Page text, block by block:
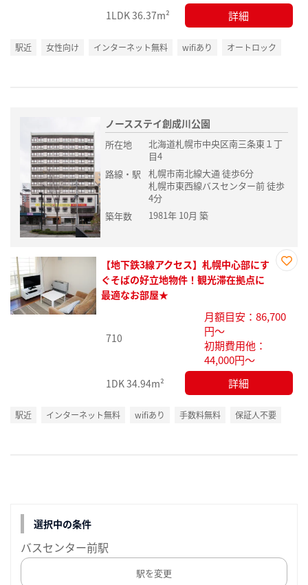
1LDK36.37m² 詳細
駅近 女性向け インターネット無料 wifiあり オートロック
ノースステイ創成川公園
所在地
北海道札幌市中央区南三条東１丁
目4
路線・駅
札幌市南北線大通 徒歩6分
札幌市東西線バスセンター前 徒歩
4分
築年数
1981年 10月 築
録
【地下鉄3線アクセス】札幌中心部にす
ぐそばの好立地物件！観光滞在拠点に
最適なお部屋★
710
月額目安：86,700
円～
初期費用他：
44,000円～
1DK34.94m² 詳細
駅近 インターネット無料 wifiあり 手数料無料 保証人不要
選択中の条件
バスセンター前駅
駅を変更